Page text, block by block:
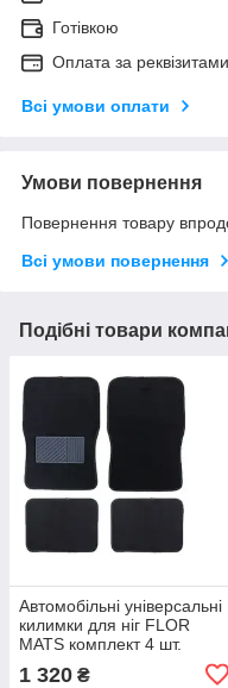
Готівкою
Оплата за реквізитами
Всі умови оплати
Умови повернення
Повернення товару
Всі умови повернення
Подібні товари
Автомобільні універсальні
килимки для ніг FLOR
MATS комплект 4 шт.
1 320 ₴